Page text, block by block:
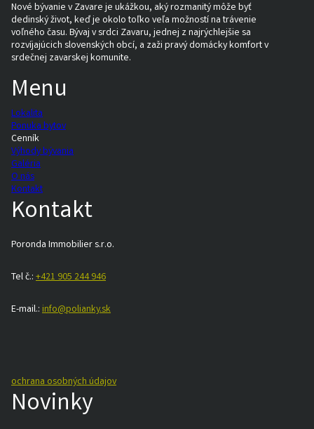
Nové bývanie v Zavare je ukážkou, aký rozmanitý môže byť
dedinský život, keď je okolo toľko veľa možností na trávenie
voľného času. Bývaj v srdci Zavaru, jednej z najrýchlejšie sa
rozvíjajúcich slovenských obcí, a zaži pravý domácky komfort v
srdečnej zavarskej komunite.
Menu
Lokalita
Ponuka bytov
Cenník
Výhody bývania
Galéria
O nás
Kontakt
Kontakt
Poronda Immobilier s.r.o.
Tel č.: +421 905 244 946
E-mail.: info@polianky.sk
ochrana osobných údajov
Novinky